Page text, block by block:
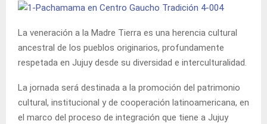
La veneración a la Madre Tierra es una herencia cultural
ancestral de los pueblos originarios, profundamente
respetada en Jujuy desde su diversidad e interculturalidad.
La jornada será destinada a la promoción del patrimonio
cultural, institucional y de cooperación latinoamericana, en
el marco del proceso de integración que tiene a Jujuy